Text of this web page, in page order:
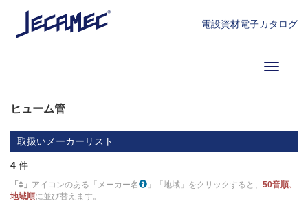
電設資材電子カタログ
Toggle
06.架線器材・外線接地材・地
FRP・樹脂製ケーブルトラフ (3)
C.C.BOX・情報BOX類 (23)
地中線材料類 (26)
高圧ケーブル保護管類 (3)
ヒューム管
取扱いメーカーリスト
4 件
「 」 アイコンのある「メーカー名 」「地域」をクリックすると、 50音順、
地域順に並び替えます。